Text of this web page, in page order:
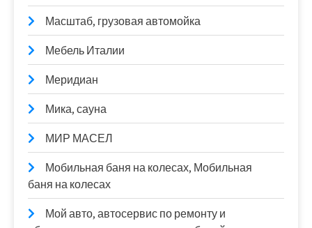
Масштаб, грузовая автомойка
Мебель Италии
Меридиан
Мика, сауна
МИР МАСЕЛ
Мобильная баня на колесах, Мобильная
баня на колесах
Мой авто, автосервис по ремонту и